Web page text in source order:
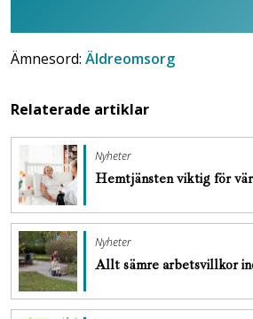
Ämnesord: Äldreomsorg
Relaterade artiklar
Nyheter
Hemtjänsten viktig för
Nyheter
Allt sämre arbetsvillkor